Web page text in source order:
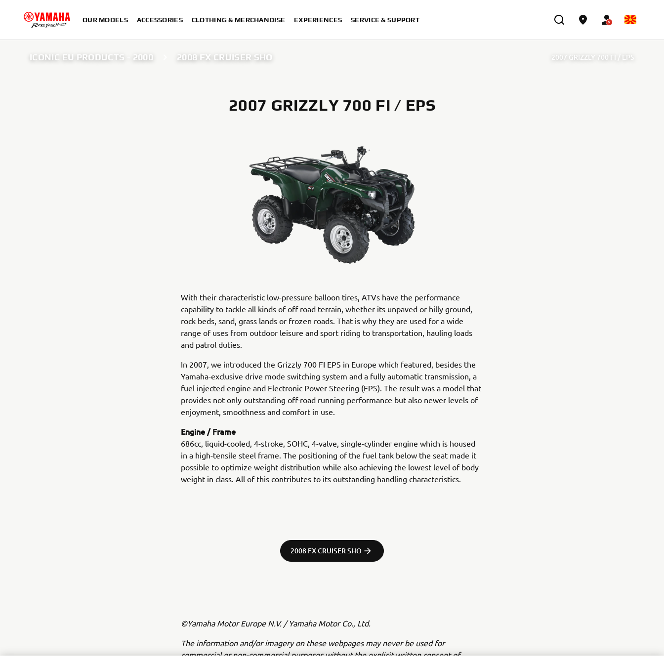
OUR MODELS ACCESSORIES CLOTHING & MERCHANDISE EXPERIENCES SERVICE & SUPPORT
ICONIC EU PRODUCTS - 2000 2008 FX CRUISER SHO 2007 GRIZZLY 700 FI / EPS
2007 GRIZZLY 700 FI / EPS
With their characteristic low-pressure balloon tires, ATVs have the performance
capability to tackle all kinds of off-road terrain, whether its unpaved or hilly ground,
rock beds, sand, grass lands or frozen roads. That is why they are used for a wide
range of uses from outdoor leisure and sport riding to transportation, hauling loads
and patrol duties.
In 2007, we introduced the Grizzly 700 FI EPS in Europe which featured, besides the
Yamaha-exclusive drive mode switching system and a fully automatic transmission, a
fuel injected engine and Electronic Power Steering (EPS). The result was a model that
provides not only outstanding off-road running performance but also newer levels of
enjoyment, smoothness and comfort in use.
Engine / Frame
686cc, liquid-cooled, 4-stroke, SOHC, 4-valve, single-cylinder engine which is housed
in a high-tensile steel frame. The positioning of the fuel tank below the seat made it
possible to optimize weight distribution while also achieving the lowest level of body
weight in class. All of this contributes to its outstanding handling characteristics.
2008 FX CRUISER SHO
©Yamaha Motor Europe N.V. / Yamaha Motor Co., Ltd.
The information and/or imagery on these webpages may never be used for
commercial or non-commercial purposes without the explicit written consent of